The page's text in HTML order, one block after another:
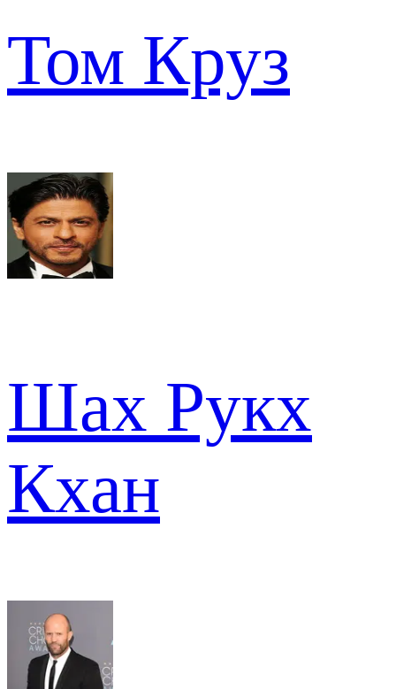
Том Круз
Шах Рукх
Кхан